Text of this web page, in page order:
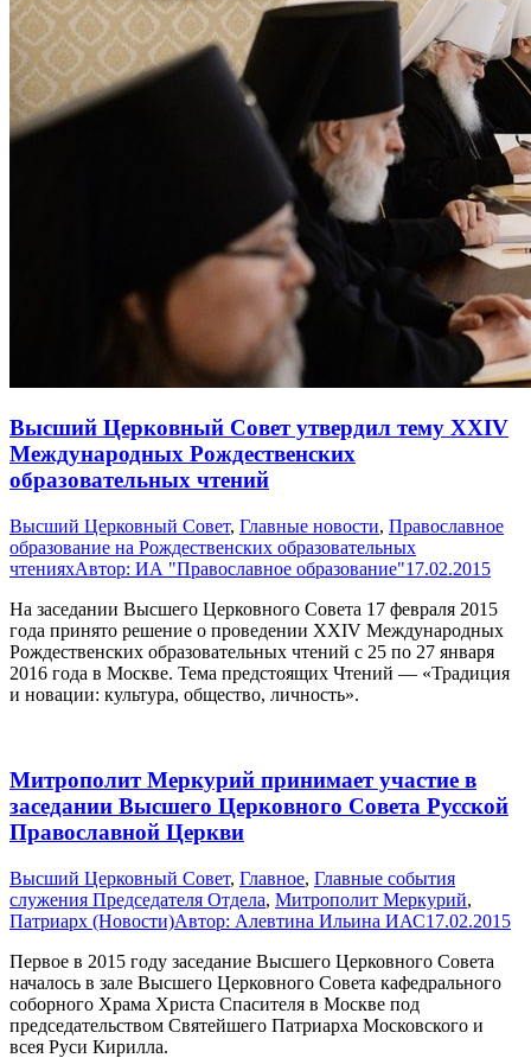
Высший Церковный Совет утвердил тему XXIV
Международных Рождественских
образовательных чтений
Высший Церковный Совет, Главные новости, Православное
образование на Рождественских образовательных
чтенияхАвтор: ИА "Православное образование"17.02.2015
На заседании Высшего Церковного Совета 17 февраля 2015
года принято решение о проведении XXIV Международных
Рождественских образовательных чтений с 25 по 27 января
2016 года в Москве. Тема предстоящих Чтений — «Традиция
и новации: культура, общество, личность».
Митрополит Меркурий принимает участие в
заседании Высшего Церковного Совета Русской
Православной Церкви
Высший Церковный Совет, Главное, Главные события
служения Председателя Отдела, Митрополит Меркурий,
Патриарх (Новости)Автор: Алевтина Ильина ИАС17.02.2015
Первое в 2015 году заседание Высшего Церковного Совета
началось в зале Высшего Церковного Совета кафедрального
соборного Храма Христа Спасителя в Москве под
председательством Святейшего Патриарха Московского и
всея Руси Кирилла.